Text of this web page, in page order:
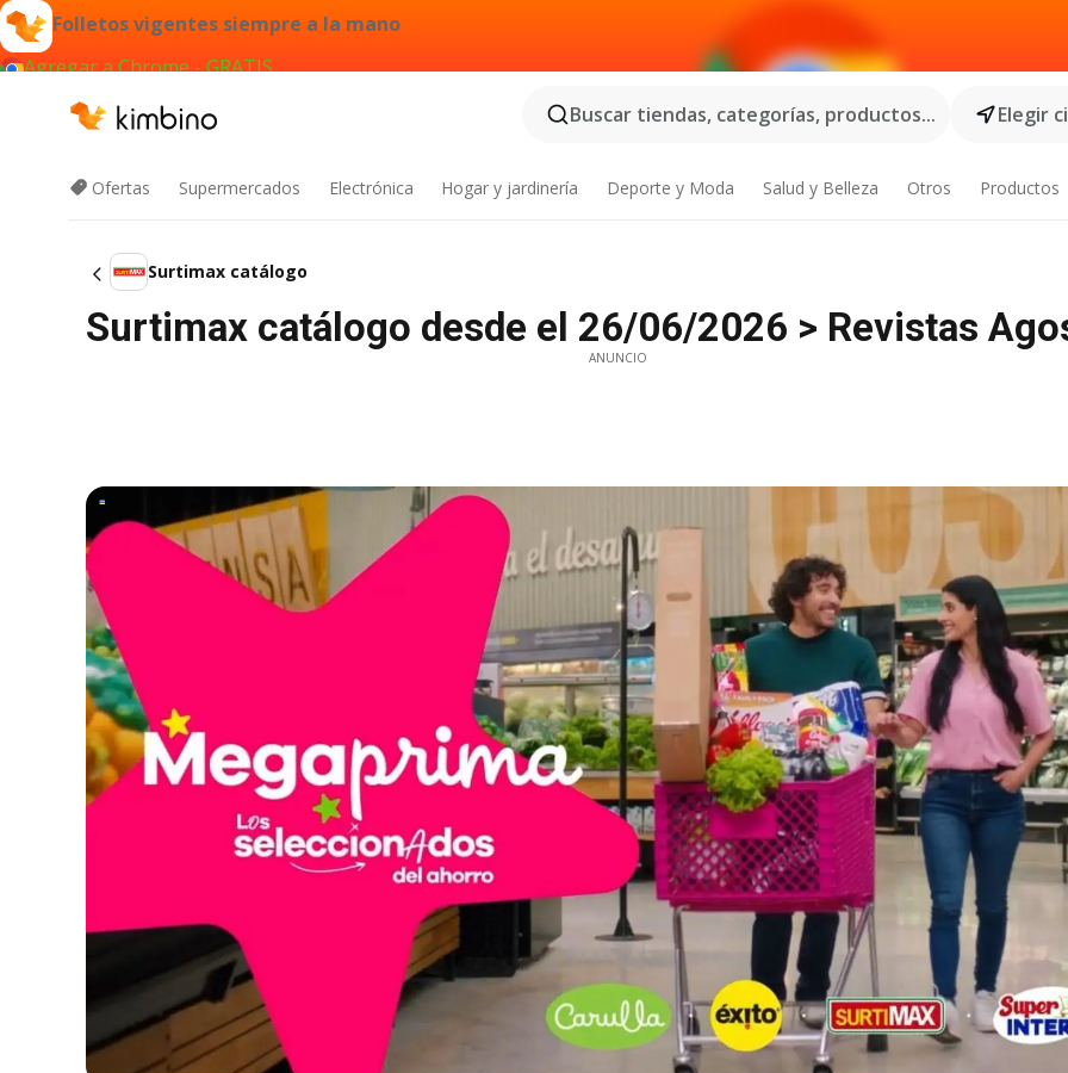
Folletos vigentes siempre a la mano
Agregar a Chrome - GRATIS
Buscar tiendas, categorías, productos...
Elegir
Ofertas Supermercados Electrónica Hogar y jardinería Deporte y Moda Salud y Belleza Otros Productos
Surtimax catálogo
Surtimax catálogo desde el 26/06/2026 > Revistas
ANUNCIO